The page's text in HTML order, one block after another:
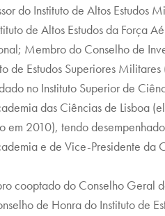
do Instituto de Altos Estudos
de Altos Estudos da Força
Membro do Conselho de
de Estudos Superiores
no Instituto Superior de
das Ciências de Lisboa
em 2010), tendo
e de Vice-Presidente da
cooptado do Conselho Geral
de Honra do Instituto de